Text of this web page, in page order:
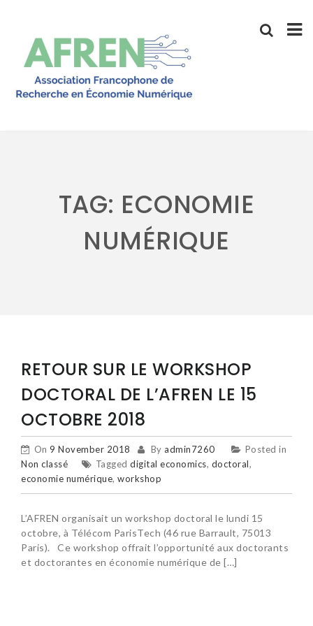
TAG: ECONOMIE
NUMÉRIQUE
RETOUR SUR LE WORKSHOP
DOCTORAL DE L’AFREN LE 15
OCTOBRE 2018
On 9 November 2018 By admin7260
Posted in
Non classé
Tagged digital economics, doctoral,
economie numérique, workshop
L’AFREN organisait un workshop doctoral le lundi 15
octobre, à Télécom ParisTech (46 rue Barrault, 75013
Paris). Ce workshop offrait l’opportunité aux doctorants
et doctorantes en économie numérique de […]